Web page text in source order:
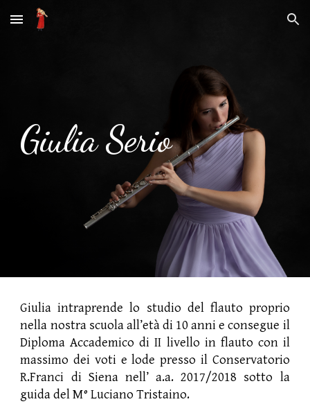
Skip to main content Skip to navigation
Giulia Serio
Giulia intraprende lo studio del flauto proprio
nella nostra scuola all’età di 10 anni e consegue il
Diploma Accademico di II livello in flauto con il
massimo dei voti e lode presso il Conservatorio
R.Franci di Siena nell’ a.a. 2017/2018 sotto la
guida del M° Luciano Tristaino.